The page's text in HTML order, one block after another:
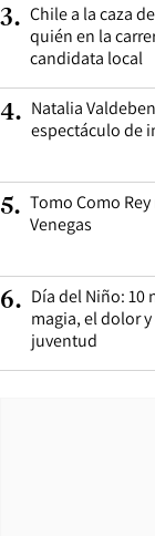
3. Chile a la caza
quién en la
candidata local
4. Natalia
espectáculo de
5. Tomo Como
Venegas
6. Día del Niño: 10
magia, el dolor
juventud